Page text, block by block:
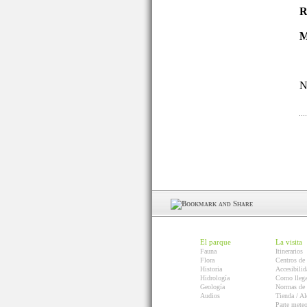
El parque
Fauna
Flora
Historia
Hidrología
Geología
Audios
La visita
Itinerarios
Centros de
Como
Normas
Tienda /
Parte